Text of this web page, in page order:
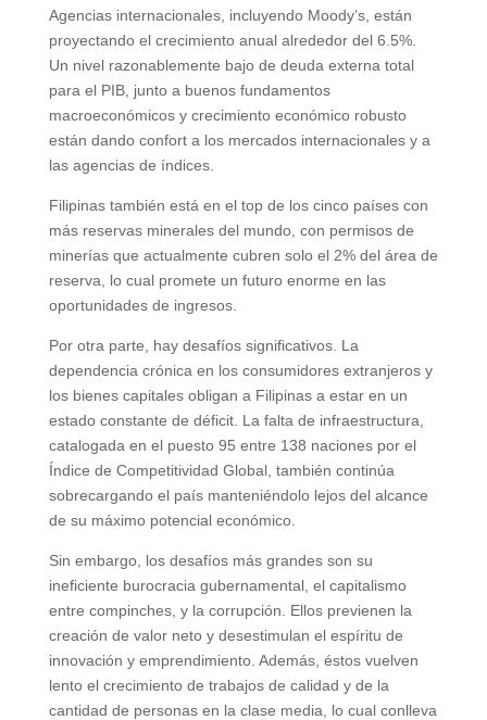
Agencias internacionales, incluyendo Moody’s, están
proyectando el crecimiento anual alrededor del 6.5%.
Un nivel razonablemente bajo de deuda externa total
para el PIB, junto a buenos fundamentos
macroeconómicos y crecimiento económico robusto
están dando confort a los mercados internacionales y a
las agencias de índices.
Filipinas también está en el top de los cinco países con
más reservas minerales del mundo, con permisos de
minerías que actualmente cubren solo el 2% del área de
reserva, lo cual promete un futuro enorme en las
oportunidades de ingresos.
Por otra parte, hay desafíos significativos. La
dependencia crónica en los consumidores extranjeros y
los bienes capitales obligan a Filipinas a estar en un
estado constante de déficit. La falta de infraestructura,
catalogada en el puesto 95 entre 138 naciones por el
Índice de Competitividad Global, también continúa
sobrecargando el país manteniéndolo lejos del alcance
de su máximo potencial económico.
Sin embargo, los desafíos más grandes son su
ineficiente burocracia gubernamental, el capitalismo
entre compinches, y la corrupción. Ellos previenen la
creación de valor neto y desestimulan el espíritu de
innovación y emprendimiento. Además, éstos vuelven
lento el crecimiento de trabajos de calidad y de la
cantidad de personas en la clase media, lo cual conlleva